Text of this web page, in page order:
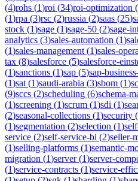
(4)rohs (1)roi (34)roi-optimization (
(1)rpa (3)rsc (2)russia (2)saas (25)
stock (1)sage (1)sage-50 (2)sage-
analytics (3)sales-automation (1)
(1)sales-management (1)sales-
tax (8)salesforce (5)salesforce-
(1)sanctions (1)sap (5)sap-
(1)sat (1)saudi-arabia (3)sbom (1)
(9)sccs (2)scheduling (6)schema-
(1)screening (1)scrum (1)sdi (1)
(2)seasonal-collections (1)security (
(1)segmentation (2)selection (1)
service (2)self-service-bi (2)seller-
(1)selling-platforms (1)semantic-
migration (1)server(1)server-
(1)service-contracts (1)service-